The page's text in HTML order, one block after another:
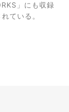
」にも収録
ている。